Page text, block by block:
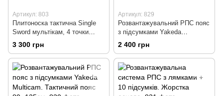
Артикул: 803
Плитоноска тактична Single
Sword мультікам, 4 точки
швидке скидання + 7
підсумків.
3 300 грн
Артикул: 829
Розвантажувальний РПС пояс
з підсумками Yakeda
Multicam. Тактичний пояс.
2 400 грн